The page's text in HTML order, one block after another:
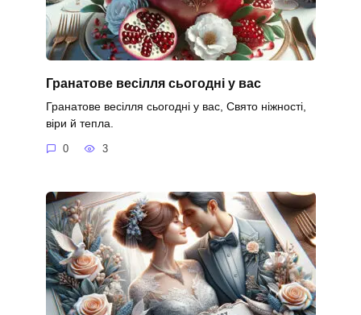
Гранатове весілля сьогодні у вас
Гранатове весілля сьогодні у вас, Свято ніжності,
віри й тепла.
0 3